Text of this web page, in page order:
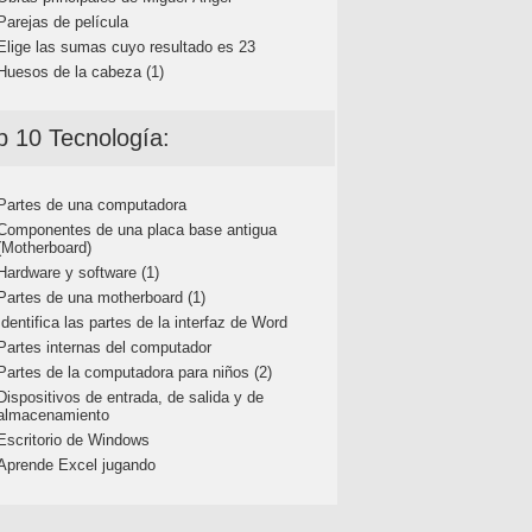
de película
las sumas cuyo resultado es 23
de la cabeza (1)
10 Tecnología:
de una computadora
de una placa base antigua
y software (1)
de una motherboard (1)
las partes de la interfaz de Word
internas del computador
de la computadora para niños (2)
de entrada, de salida y de
de Windows
Excel jugando